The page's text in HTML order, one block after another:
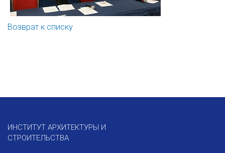
Возврат к списку
ИНСТИТУТ АРХИТЕКТУРЫ И
СТРОИТЕЛЬСТВА